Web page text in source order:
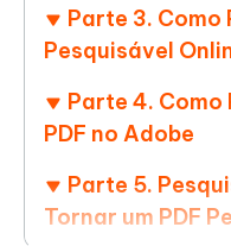
Parte 3. Como
Pesquisável
Parte 4. Como
PDF no Adobe
Parte 5.
Tornar um PDF